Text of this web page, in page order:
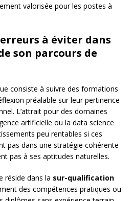
valorisée pour les postes à
à éviter dans
son parcours de
consiste à suivre des formations
préalable sur leur pertinence
L’attrait pour des domaines
artificielle ou la data science
peu rentables si ces
pas dans une stratégie cohérente
pas à ses aptitudes naturelles.
réside dans la sur-qualification
des compétences pratiques ou